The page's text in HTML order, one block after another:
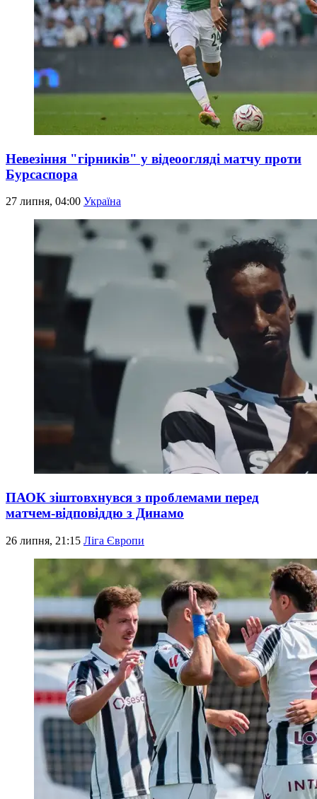
Невезіння "гірників" у відеоогляді матчу проти
Бурсаспора
27 липня, 04:00 Україна
ПАОК зіштовхнувся з проблемами перед
матчем-відповіддю з Динамо
26 липня, 21:15 Ліга Європи